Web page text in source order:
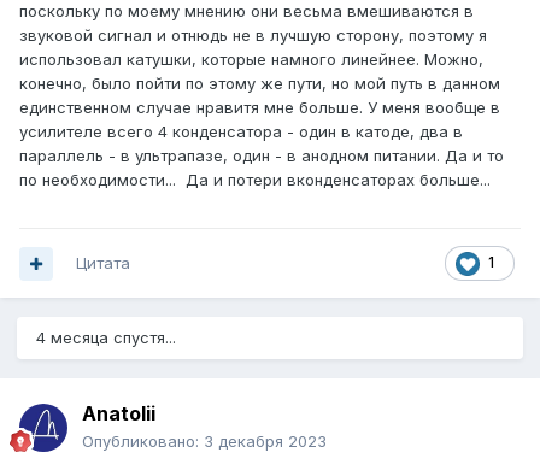
поскольку по моему мнению они весьма вмешиваются в
звуковой сигнал и отнюдь не в лучшую сторону, поэтому я
использовал катушки, которые намного линейнее. Можно,
конечно, было пойти по этому же пути, но мой путь в данном
единственном случае нравитя мне больше. У меня вообще в
усилителе всего 4 конденсатора - один в катоде, два в
параллель - в ультрапазе, один - в анодном питании. Да и то
по необходимости... Да и потери вконденсаторах больше...
1
Цитата
4 месяца спустя...
Anatolii
Опубликовано: 3 декабря 2023